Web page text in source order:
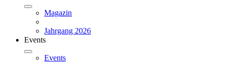
Magazin
Jahrgang 2026
Events
Events